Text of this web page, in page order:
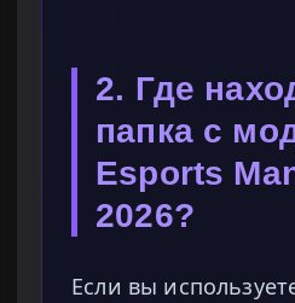
2. Где
папка с
Esports
2026?
Если вы